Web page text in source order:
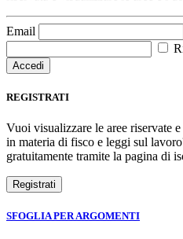
Email
REGISTRATI
Vuoi visualizzare le aree riservate
in materia di fisco e leggi sul
gratuitamente tramite la pagina di
SFOGLIA PER ARGOMENTI